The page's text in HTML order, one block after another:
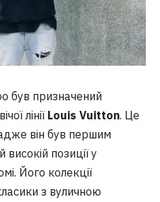
був призначений
лінії Louis Vuitton. Це
він був першим
позиції у
Його колекції
з вуличною